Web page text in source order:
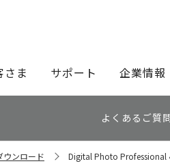
さま サポート 企業情報
よくあるご質
ウンロード Digital Photo Professional